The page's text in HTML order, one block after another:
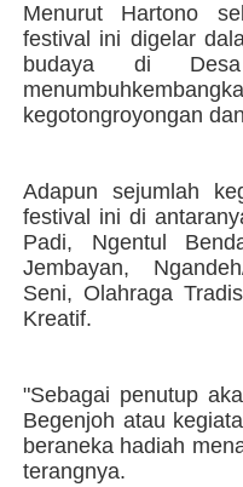
Menurut Hartono
festival ini digelar
budaya di
kegotongroyongan
Adapun sejumlah
festival ini di
Padi, Ngentul
Jembayan,
Seni, Olahraga
Kreatif.
"Sebagai penutup
Begenjoh atau
beraneka hadiah
terangnya.